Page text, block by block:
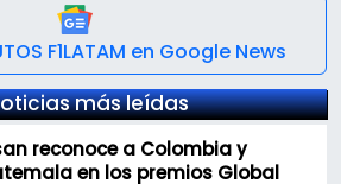
F1LATAM en Google News
más leídas
reconoce a Colombia y
en los premios Global